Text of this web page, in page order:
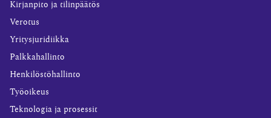
Kirjanpito ja tilinpäätös
Verotus
Yritysjuridiikka
Palkkahallinto
Henkilöstöhallinto
Työoikeus
Teknologia ja prosessit